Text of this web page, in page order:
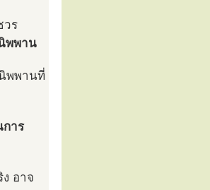
วร
พพาน
พพานที่
การ
อาจ